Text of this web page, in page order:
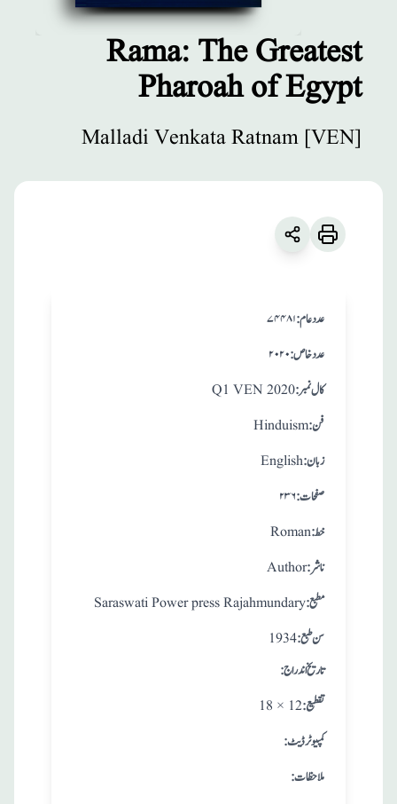
مطبوعات
Greatest Pharoah
of Egypt
Rama: The Greatest
Pharoah of Egypt
Malladi Venkata Ratnam [VEN]
۷۴۴۸۱ :عدد عام
۲۰۲۰ :عدد خاص
Q1 VEN 2020:کال نمبر
Hinduism :فن
English:زبان
۲۳۶ :صفحات
Roman:خط
Author :ناشر
Saraswati Power press Rajahmundary:مطبع
1934: سن طبع
: تاريخ اندراج
18 × 12 :تقطيع
:کمپیوٹر ڈیٹ
:ملاحظات